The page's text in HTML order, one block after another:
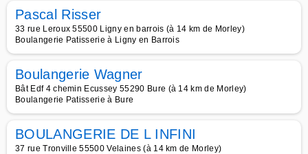
Pascal Risser
33 rue Leroux 55500 Ligny en barrois (à 14 km de Morley)
Boulangerie Patisserie à Ligny en Barrois
Boulangerie Wagner
Bât Edf 4 chemin Ecussey 55290 Bure (à 14 km de Morley)
Boulangerie Patisserie à Bure
BOULANGERIE DE L INFINI
37 rue Tronville 55500 Velaines (à 14 km de Morley)